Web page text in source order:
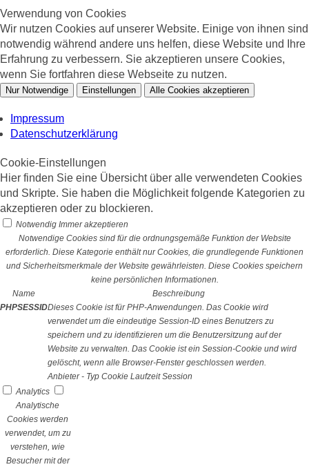
Verwendung von Cookies
Wir nutzen Cookies auf unserer Website. Einige von ihnen sind
notwendig während andere uns helfen, diese Website und Ihre
Erfahrung zu verbessern. Sie akzeptieren unsere Cookies,
wenn Sie fortfahren diese Webseite zu nutzen.
Nur Notwendige Einstellungen Alle Cookies akzeptieren
Impressum
Datenschutzerklärung
Cookie-Einstellungen
Hier finden Sie eine Übersicht über alle verwendeten Cookies
und Skripte. Sie haben die Möglichkeit folgende Kategorien zu
akzeptieren oder zu blockieren.
Notwendig Immer akzeptieren
Notwendige Cookies sind für die ordnungsgemäße Funktion der Website
erforderlich. Diese Kategorie enthält nur Cookies, die grundlegende Funktionen
und Sicherheitsmerkmale der Website gewährleisten. Diese Cookies speichern
keine persönlichen Informationen.
Name
Beschreibung
PHPSESSIDDieses Cookie ist für PHP-Anwendungen. Das Cookie wird
verwendet um die eindeutige Session-ID eines Benutzers zu
speichern und zu identifizieren um die Benutzersitzung auf der
Website zu verwalten. Das Cookie ist ein Session-Cookie und wird
gelöscht, wenn alle Browser-Fenster geschlossen werden.
Anbieter - Typ Cookie Laufzeit Session
Analytics
Analytische
Cookies werden
verwendet, um zu
verstehen, wie
Besucher mit der